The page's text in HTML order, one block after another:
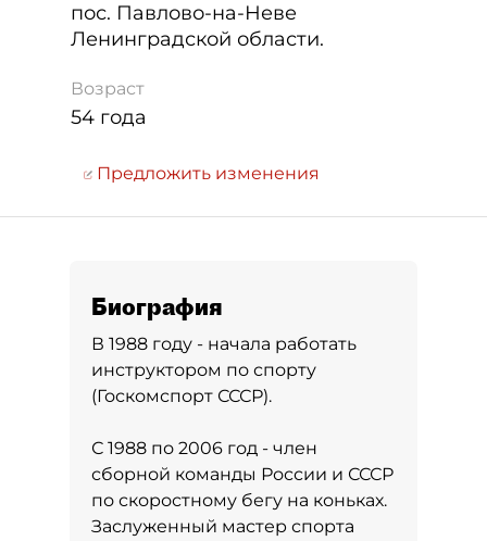
пос. Павлово-на-Неве
Ленинградской области.
Возраст
54 года
Предложить изменения
Биография
В 1988 году - начала работать
инструктором по спорту
(Госкомспорт СССР).
С 1988 по 2006 год - член
сборной команды России и СССР
по скоростному бегу на коньках.
Заслуженный мастер спорта